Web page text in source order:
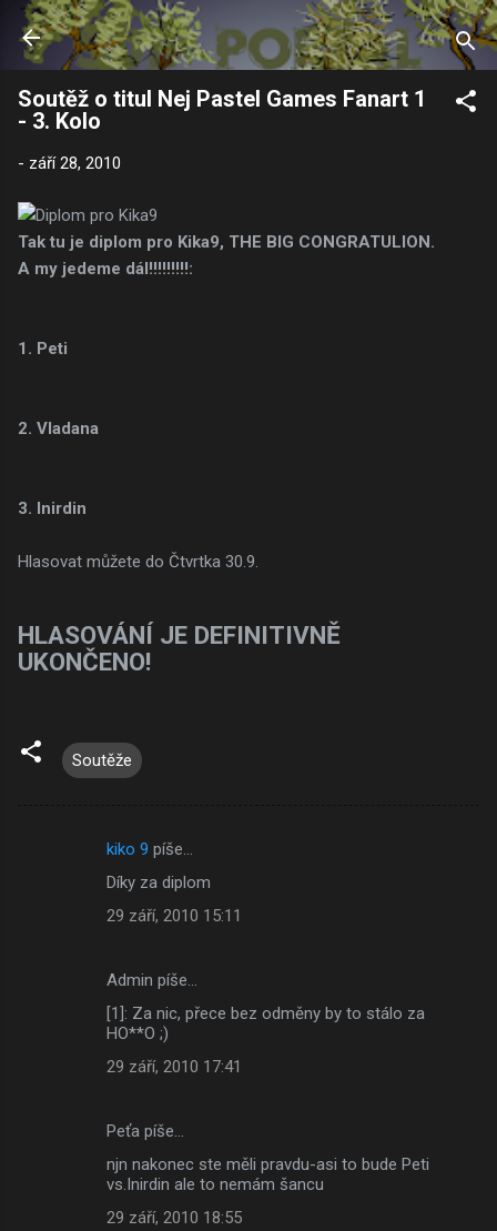
Přeskočit na hlavní obsah
Soutěž o titul Nej Pastel Games Fanart 1
- 3. Kolo
- září 28, 2010
Tak tu je diplom pro Kika9, THE BIG CONGRATULION.
A my jedeme dál!!!!!!!!!:
1. Peti
2. Vladana
3. Inirdin
Hlasovat můžete do Čtvrtka 30.9.
HLASOVÁNÍ JE DEFINITIVNĚ
UKONČENO!
Soutěže
kiko 9 píše…
Díky za diplom
29 září, 2010 15:11
Admin píše…
[1]: Za nic, přece bez odměny by to stálo za
HO**O ;)
29 září, 2010 17:41
Peťa píše…
njn nakonec ste měli pravdu-asi to bude Peti
vs.Inirdin ale to nemám šancu
29 září, 2010 18:55